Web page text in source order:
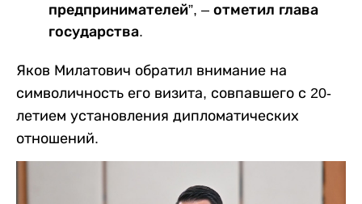
предпринимателей”, – отметил глава
государства.
Яков Милатович обратил внимание на
символичность его визита, совпавшего с 20-
летием установления дипломатических
отношений.